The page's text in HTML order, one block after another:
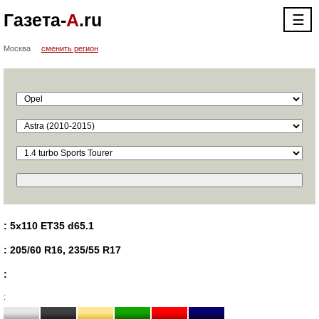
Газета-А.ru ☰
Москва сменить регион
: 5x110 ET35 d65.1
: 205/60 R16, 235/55 R17
:
: